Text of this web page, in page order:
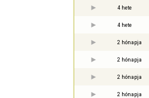
4 hete
4 hete
2 hónapja
2 hónapja
2 hónapja
2 hónapja